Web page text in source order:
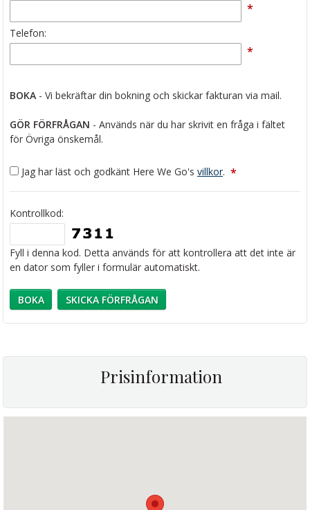
*
Telefon:
*
BOKA - Vi bekräftar din bokning och skickar fakturan via mail.
GÖR FÖRFRÅGAN - Används när du har skrivit en fråga i fältet
för Övriga önskemål.
Jag har läst och godkänt Here We Go's villkor. *
Kontrollkod:
Fyll i denna kod. Detta används för att kontrollera att det inte är
en dator som fyller i formulär automatiskt.
Prisinformation